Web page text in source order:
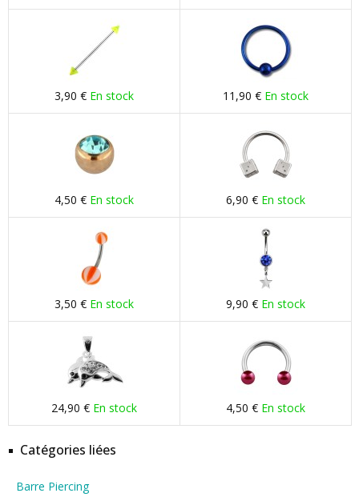
3,90 € En stock 11,90 € En stock
4,50 € En stock 6,90 € En stock
3,50 € En stock 9,90 € En stock
24,90 € En stock 4,50 € En stock
Catégories liées
Barre Piercing